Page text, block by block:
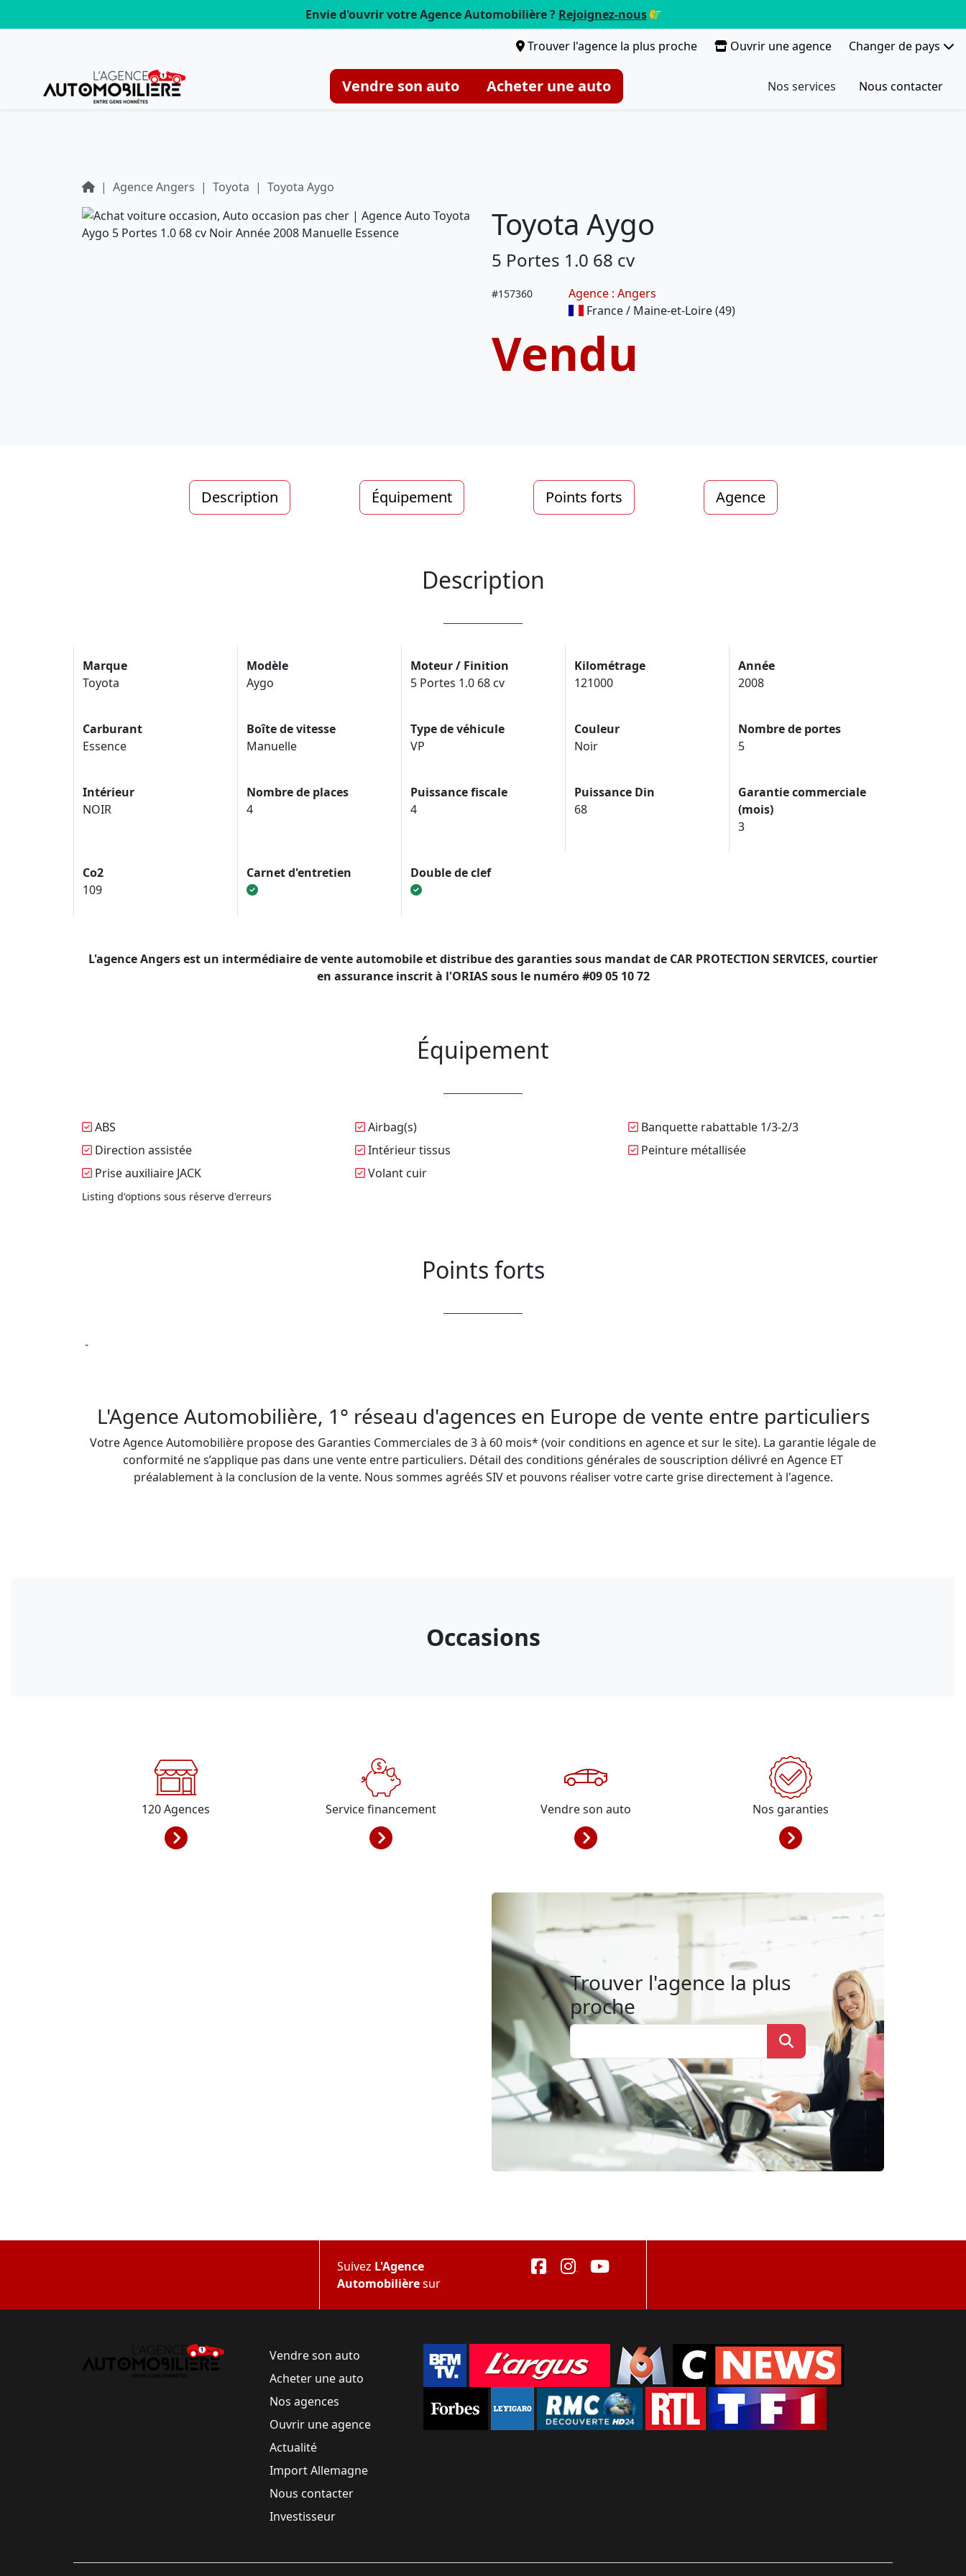
Envie d'ouvrir votre Agence Automobilière ? Rejoignez-nous
Trouver l'agence la plus proche
Ouvrir une agence Changer de pays
Vendre son auto Acheter une auto Nos services Nous contacter
Agence Angers Toyota Toyota Aygo
Toyota Aygo
5 Portes 1.0 68 cv
#157360
Agence : Angers
France / Maine-et-Loire (49)
Vendu
Description Équipement Points forts Agence
Description
Marque
Toyota
Modèle
Aygo
Moteur / Finition
5 Portes 1.0 68 cv
Kilométrage
121000
Année
2008
Carburant
Essence
Boîte de vitesse
Manuelle
Type de véhicule
VP
Couleur
Noir
Nombre de portes
5
Intérieur
NOIR
Nombre de places
4
Puissance fiscale
4
Puissance Din
68
Garantie commerciale
(mois)
3
Co2
109
Carnet d'entretien Double de clef
L'agence Angers est un intermédiaire de vente automobile et distribue des garanties sous mandat de CAR PROTECTION SERVICES, courtier
en assurance inscrit à l'ORIAS sous le numéro #09 05 10 72
Équipement
ABS Airbag(s)
Banquette rabattable 1/3-2/3
Direction assistée
Intérieur tissus
Peinture métallisée
Prise auxiliaire JACK
Volant cuir
Listing d'options sous réserve d'erreurs
Points forts
L'Agence Automobilière, 1° réseau d'agences en Europe de vente entre particuliers
Votre Agence Automobilière propose des Garanties Commerciales de 3 à 60 mois* (voir conditions en agence et sur le site). La garantie légale de
conformité ne s’applique pas dans une vente entre particuliers. Détail des conditions générales de souscription délivré en Agence ET
préalablement à la conclusion de la vente. Nous sommes agréés SIV et pouvons réaliser votre carte grise directement à l'agence.
Occasions
120Agences Service financement Vendre son auto Nos garanties
Trouver l'agence la plus
proche
Suivez L'Agence
Automobilièresur
Vendre son auto
Acheter une auto
Nos agences
Ouvrir une agence
Actualité
Import Allemagne
Nous contacter
Investisseur